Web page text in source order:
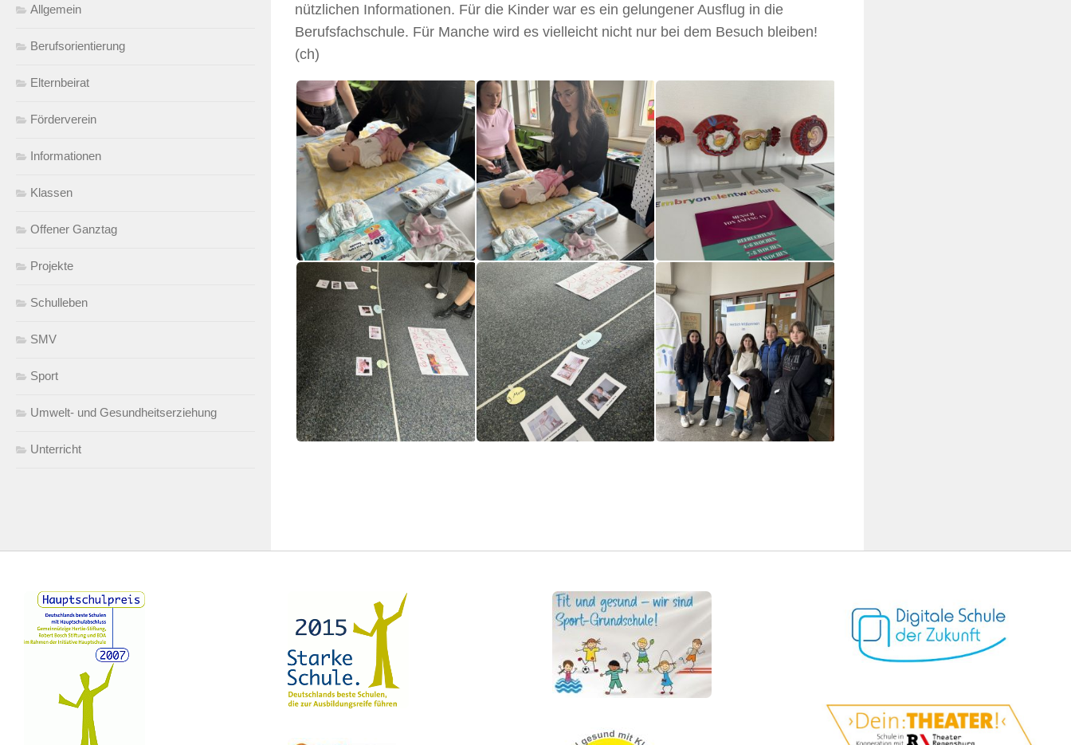
nützlichen Informationen. Für die Kinder war es ein gelungener Ausflug in die
Berufsfachschule. Für Manche wird es vielleicht nicht nur bei dem Besuch bleiben!
(ch)
Allgemein
Berufsorientierung
Elternbeirat
Förderverein
Informationen
Klassen
Offener Ganztag
Projekte
Schulleben
SMV
Sport
Umwelt- und Gesundheitserziehung
Unterricht